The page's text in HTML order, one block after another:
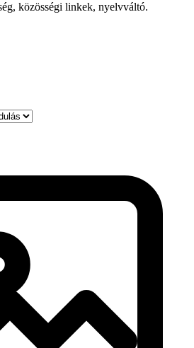
közösségi linkek, nyelvváltó.